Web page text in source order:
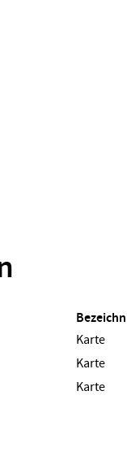
Karte
Karte
Karte